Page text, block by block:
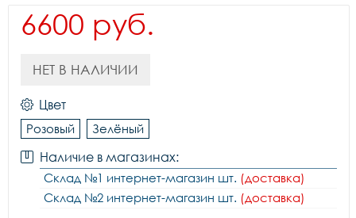
6600 руб.
НЕТ В НАЛИЧИИ
Цвет
Розовый Зелёный
Наличие в магазинах:
Склад №1 интернет-магазин шт. (доставка)
Склад №2 интернет-магазин шт. (доставка)